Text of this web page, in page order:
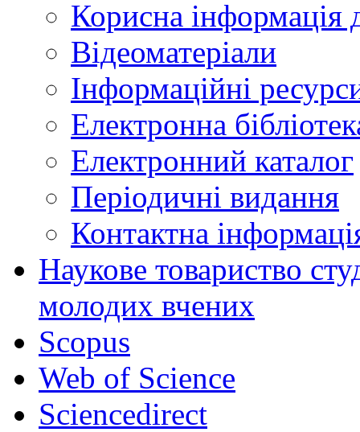
Корисна інформація
Відеоматеріали
Інформаційні
Електронна
Електронний каталог
Періодичні видання
Контактна
Наукове товариство
молодих вчених
Scopus
Web of Science
Sciencedirect